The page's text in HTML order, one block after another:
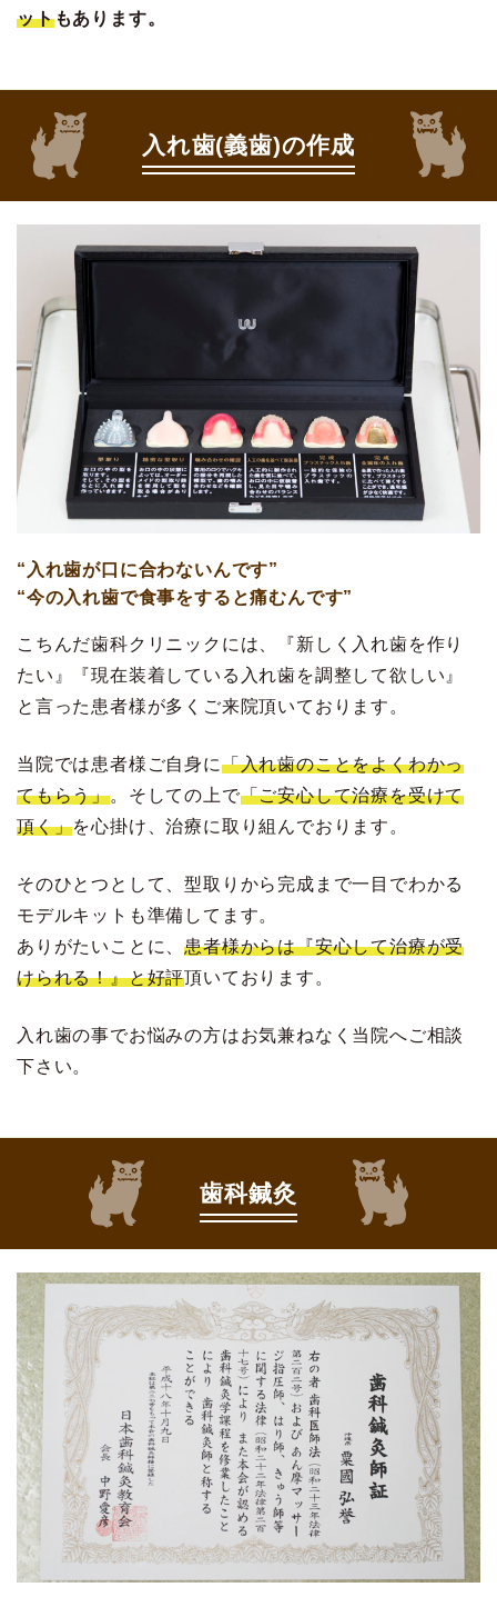
ットもあります。
入れ歯(義歯)の作成
“入れ歯が口に合わないんです”
“今の入れ歯で食事をすると痛むんです”
こちんだ歯科クリニックには、『新しく入れ歯を作り
たい』『現在装着している入れ歯を調整して欲しい』
と言った患者様が多くご来院頂いております。
当院では患者様ご自身に「入れ歯のことをよくわかっ
てもらう」。そしての上で「ご安心して治療を受けて
頂く」を心掛け、治療に取り組んでおります。
そのひとつとして、型取りから完成まで一目でわかる
モデルキットも準備してます。
ありがたいことに、患者様からは『安心して治療が受
けられる！』と好評頂いております。
入れ歯の事でお悩みの方はお気兼ねなく当院へご相談
下さい。
歯科鍼灸